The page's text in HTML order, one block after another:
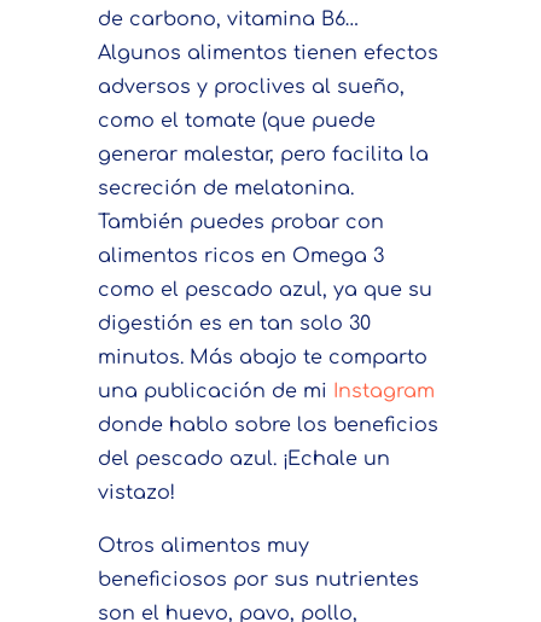
de carbono, vitamina B6…
Algunos alimentos tienen efectos
adversos y proclives al sueño,
como el tomate (que puede
generar malestar, pero facilita la
secreción de melatonina.
También puedes probar con
alimentos ricos en Omega 3
como el pescado azul, ya que su
digestión es en tan solo 30
minutos. Más abajo te comparto
una publicación de mi
Instagram
donde hablo sobre los beneficios
del pescado azul. ¡Echale un
vistazo!
Otros alimentos muy
beneficiosos por sus nutrientes
son el huevo, pavo, pollo,